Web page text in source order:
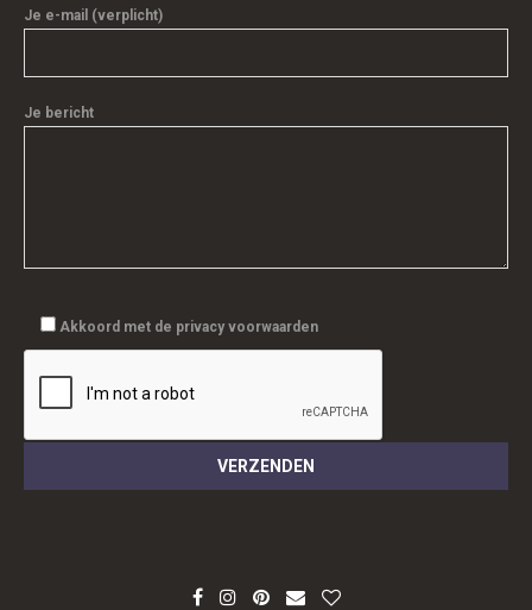
Je e-mail (verplicht)
Je bericht
Akkoord met de privacy voorwaarden